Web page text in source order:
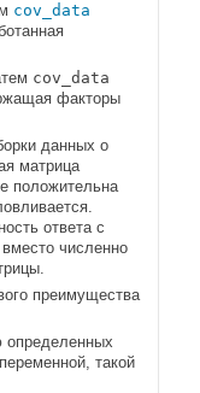
cov_data
cov_data
факторы
данных о
матрица
положительна
ответа с
численно
преимущества
определенных
такой